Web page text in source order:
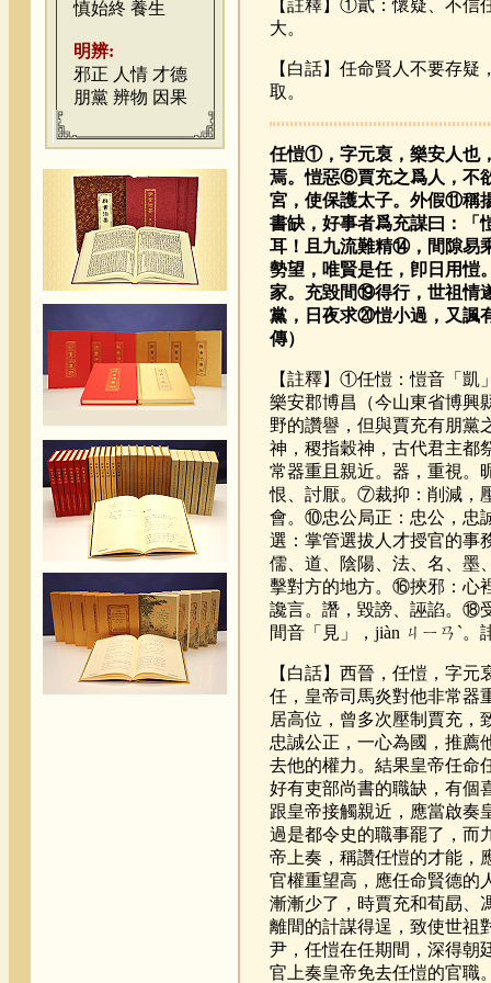
慎始終 養生
明辨:
邪正 人情 才德
朋黨 辨物 因果
【註釋】①貳：懷疑、不
大。
【白話】任命賢人不要存
取。
任愷①，字元裒，樂安人
焉。愷惡⑥賈充之爲人，不
宮，使保護太子。外假⑪稱
書缺，好事者爲充謀曰：「
耳！且九流難精⑭，間隙易
勢望，唯賢是任，卽日用
家。充毀間⑲得行，世祖情
黨，日夜求⑳愷小過，又諷
傳）
【註釋】①任愷：愷音「凱
樂安郡博昌（今山東省博興
野的讚譽，但與賈充有朋
神，稷指穀神，古代君主都
常器重且親近。器，重視。
恨、討厭。⑦裁抑：削減，
會。⑩忠公局正：忠公，忠
選：掌管選拔人才授官的事
儒、道、陰陽、法、名、墨
擊對方的地方。⑯挾邪：心
讒言。譖，毀謗、誣諂。⑱
間音「見」，jiàn ㄐㄧㄢˋ
【白話】西晉，任愷，字
任，皇帝司馬炎對他非常器
居高位，曾多次壓制賈充，
忠誠公正，一心為國，推薦
去他的權力。結果皇帝任命
好有吏部尚書的職缺，有個
跟皇帝接觸親近，應當啟奏
過是都令史的職事罷了，而
帝上奏，稱讚任愷的才能，
官權重望高，應任命賢德的
漸漸少了，時賈充和荀勗、
離間的計謀得逞，致使世祖
尹，任愷在任期間，深得朝
官上奏皇帝免去任愷的官職